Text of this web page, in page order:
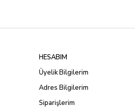
HESABIM
Üyelik Bilgilerim
Adres Bilgilerim
Siparişlerim